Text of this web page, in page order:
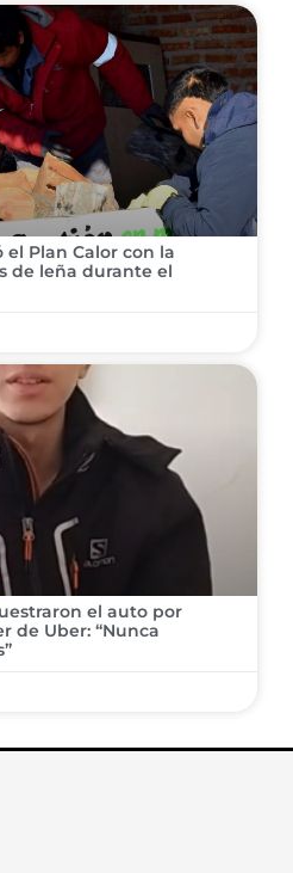
el Plan Calor con la
de leña durante el
el auto por
de Uber: “Nunca